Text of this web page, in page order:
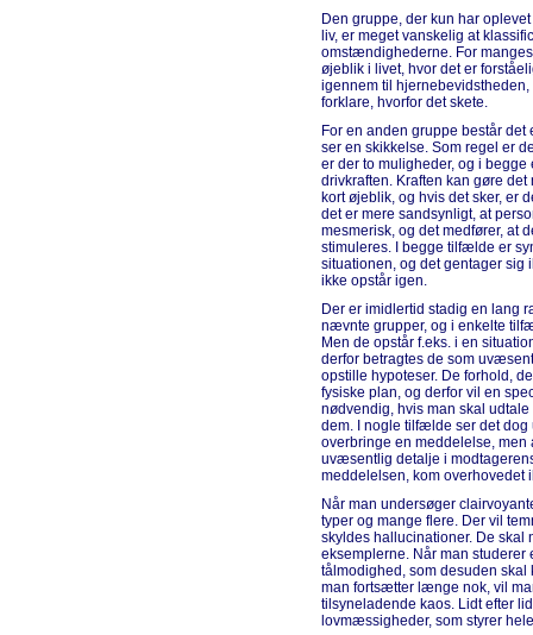
Den gruppe, der kun har
liv, er meget vanskelig at
omstændighederne. For
øjeblik i livet, hvor det er
igennem til
forklare, hvorfor det skete.
For en anden gruppe består
ser en skikkelse. Som regel er
er der to muligheder, og i
drivkraften. Kraften kan gøre
kort øjeblik, og hvis det sker, er
det er mere sandsynligt, at
mesmerisk, og det medfører, at
stimuleres. I begge tilfælde er
situationen, og det gentager sig
ikke opstår igen.
Der er imidlertid stadig en lang
nævnte grupper, og i enkelte
Men de opstår f.eks. i en
derfor betragtes de som
opstille hypoteser. De forhold,
fysiske plan, og derfor vil en
nødvendig, hvis man skal
dem. I nogle tilfælde ser det dog
overbringe en meddelelse, men
uvæsentlig detalje i
meddelelsen, kom overhovedet
Når man undersøger
typer og mange flere. Der vil
skyldes hallucinationer. De skal
eksemplerne. Når man studerer
tålmodighed, som desuden
man fortsætter længe nok, vil
tilsyneladende kaos. Lidt efter
lovmæssigheder, som styrer